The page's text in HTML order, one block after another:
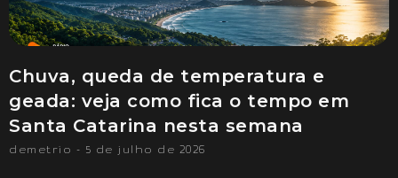
Chuva, queda de temperatura e
geada: veja como fica o tempo em
Santa Catarina nesta semana
demetrio 5 de julho de 2026